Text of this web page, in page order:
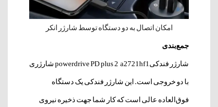
امکان اتصال به دو دستگاه توسط شارژر انکر
جمع‌بندی
شارژر فندکیpowerdrive PD plus 2 a2721hf1 شارژری
با دو خروجی است. این شارژر فندکی یک دستگاه
فوق‌العاده عالی است که کار شما جهت ذخیره نیروی